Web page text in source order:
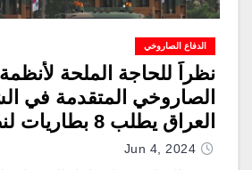
الدفاع الصاروخي
نظراً للحاجة الملحة
الصاروخي المتقدمة في
العراق يطلب 8
الجوي M-SAM-II من كوريا الجنوبية
Jun 4, 2024